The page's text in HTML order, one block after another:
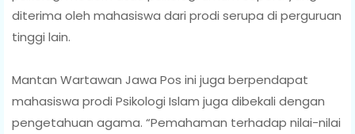
diterima oleh mahasiswa dari prodi serupa di perguruan
tinggi lain.
Mantan Wartawan Jawa Pos ini juga berpendapat
mahasiswa prodi Psikologi Islam juga dibekali dengan
pengetahuan agama. “Pemahaman terhadap nilai-nilai